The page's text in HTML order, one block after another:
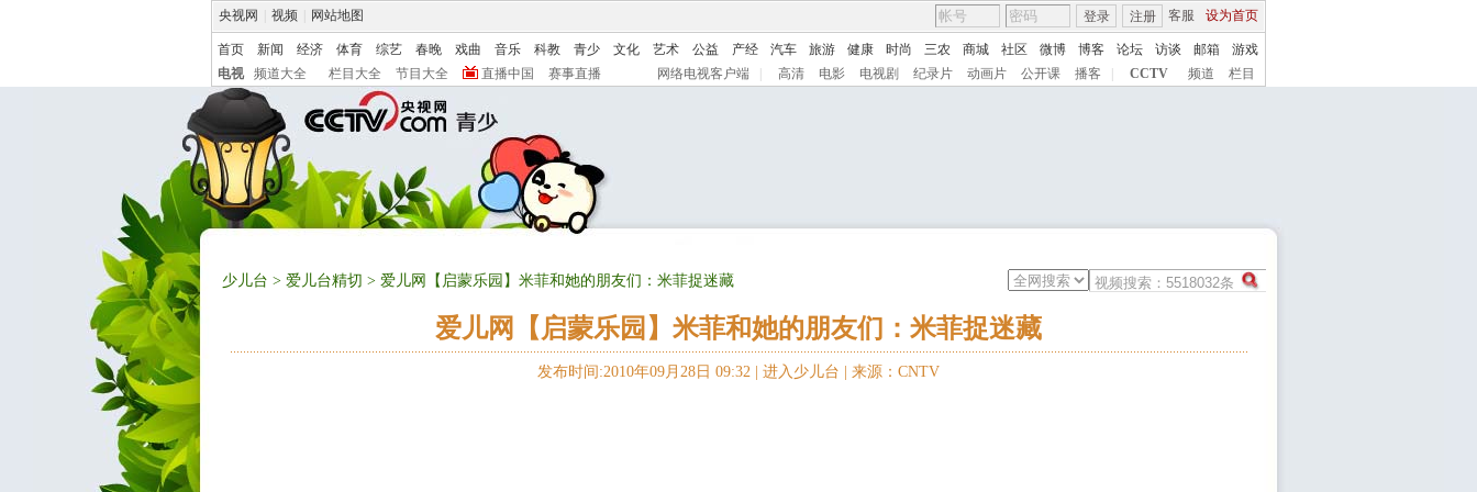
央视网 视频 网站地图 客服 设为首页
登录 注册
首页 新闻 经济 体育 综艺 春晚 戏曲 音乐 科教 青少 文化 艺术 公益 产经 汽车 旅游 健康 时尚 三农 商城 社区 微博 博客 论坛 访谈 邮箱
游戏
电视
频道大全 栏目大全 节目大全 直播中国 赛事直播 网络电视客户端 高清 电影 电视剧 纪录片 动画片 公开课 播客 CCTV 频道 栏目
少儿台 > 爱儿台精切 > 爱儿网【启蒙乐园】米菲和她的朋友们：米菲捉迷藏
爱儿网【启蒙乐园】米菲和她的朋友们：米菲捉迷藏
发布时间:2010年09月28日 09:32 | 进入少儿台 来源：CNTV